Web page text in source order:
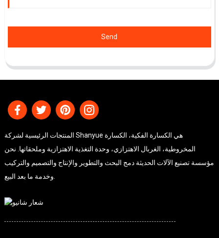
Send
المنتجات الرئيسية لشركة Shanyue هي الكسارة الفكية، الكسارة
المخروطية، الغربال الاهتزازي، وحدة التغذية الاهتزازية وملحقاتها. نحن
مؤسسة تصنيع الآلات الحديثة دمج البحث والتطوير والإنتاج والتصميم والتركيب